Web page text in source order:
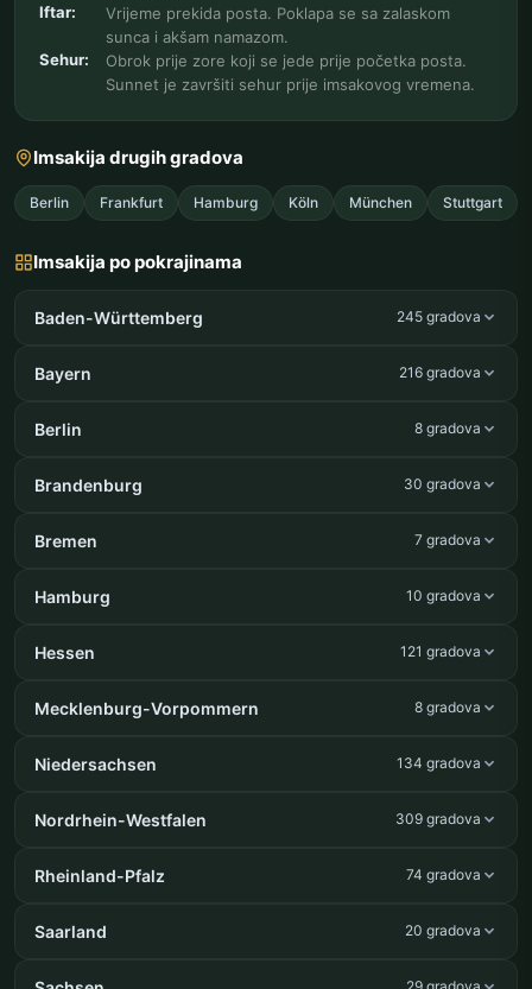
Iftar:
Vrijeme prekida posta. Poklapa se sa zalaskom
sunca i akšam namazom.
Sehur:
Obrok prije zore koji se jede prije početka posta.
Sunnet je završiti sehur prije imsakovog vremena.
Imsakija drugih gradova
Berlin Frankfurt Hamburg Köln München Stuttgart
Imsakija po pokrajinama
Baden-Württemberg 245 gradova
Bayern 216 gradova
Berlin 8 gradova
Brandenburg 30 gradova
Bremen 7 gradova
Hamburg 10 gradova
Hessen 121 gradova
Mecklenburg-Vorpommern 8 gradova
Niedersachsen 134 gradova
Nordrhein-Westfalen 309 gradova
Rheinland-Pfalz 74 gradova
Saarland 20 gradova